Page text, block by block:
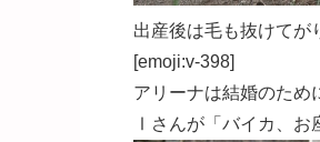
出産後は毛も抜けてが
[emoji:v-398]
アリーナは結婚のため
Ⅰさんが「バイカ、お